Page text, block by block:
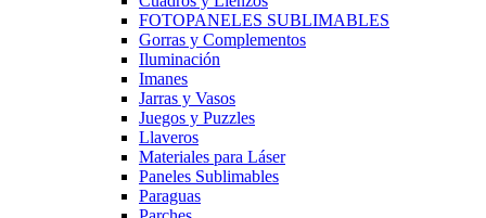
FOTOPANELES SUBLIMABLES
Gorras y Complementos
Iluminación
Imanes
Jarras y Vasos
Juegos y Puzzles
Llaveros
Materiales para Láser
Paneles Sublimables
Paraguas